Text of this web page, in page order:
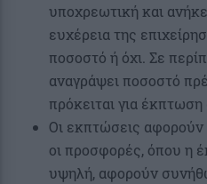
υποχρεωτική και
ευχέρεια της
ποσοστό ή όχι. Σε
αναγράψει ποσοστό
πρόκειται για
Οι εκπτώσεις αφορούν
οι προσφορές, όπου η
υψηλή, αφορούν